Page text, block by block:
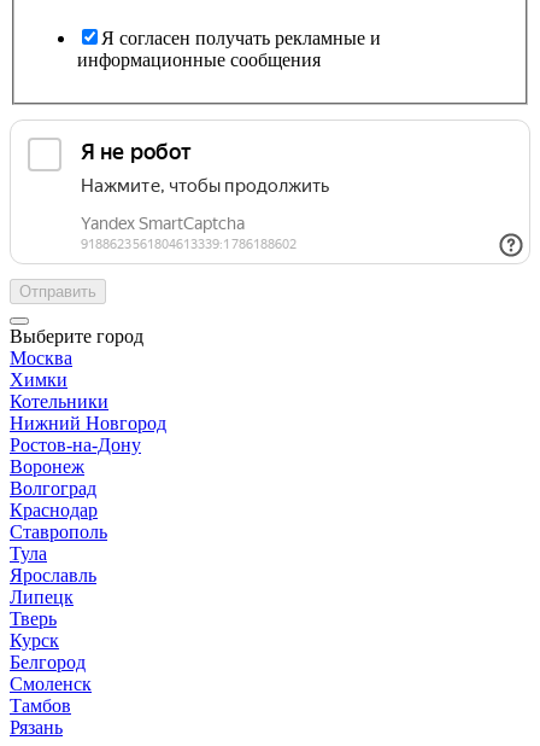
Я согласен получать рекламные и
информационные сообщения
Отправить
Выберите город
Москва
Химки
Котельники
Нижний Новгород
Ростов-на-Дону
Воронеж
Волгоград
Краснодар
Ставрополь
Тула
Ярославль
Липецк
Тверь
Курск
Белгород
Смоленск
Тамбов
Рязань